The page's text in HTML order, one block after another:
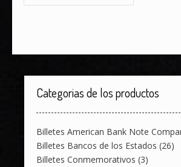
Categorias de los productos
Billetes American Bank Note
Billetes Bancos de los Estados (26)
Billetes Conmemorativos (3)